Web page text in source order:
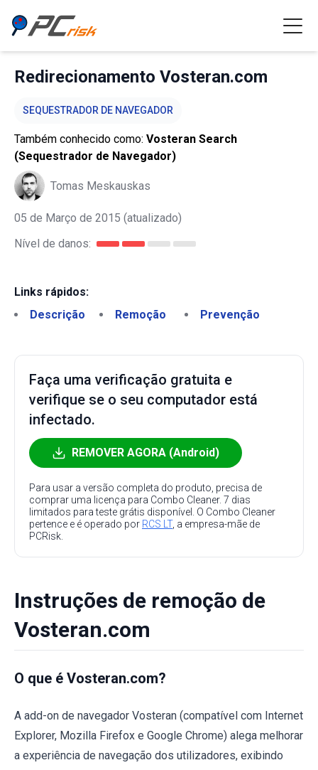
Redirecionamento Vosteran.com
SEQUESTRADOR DE NAVEGADOR
Também conhecido como: Vosteran Search
(Sequestrador de Navegador)
Tomas Meskauskas
05 de Março de 2015 (atualizado)
Nível de danos:
Links rápidos:
Descrição
Remoção Prevenção
Faça uma verificação gratuita e
verifique se o seu computador está
infectado.
REMOVER AGORA (Android)
Para usar a versão completa do produto, precisa de
comprar uma licença para Combo Cleaner. 7 dias
limitados para teste grátis disponível. O Combo Cleaner
pertence e é operado por RCS LT, a empresa-mãe de
PCRisk.
Instruções de remoção de
Vosteran.com
O que é Vosteran.com?
A add-on de navegador Vosteran (compatível com Internet
Explorer, Mozilla Firefox e Google Chrome) alega melhorar
a experiência de navegação dos utilizadores, exibindo